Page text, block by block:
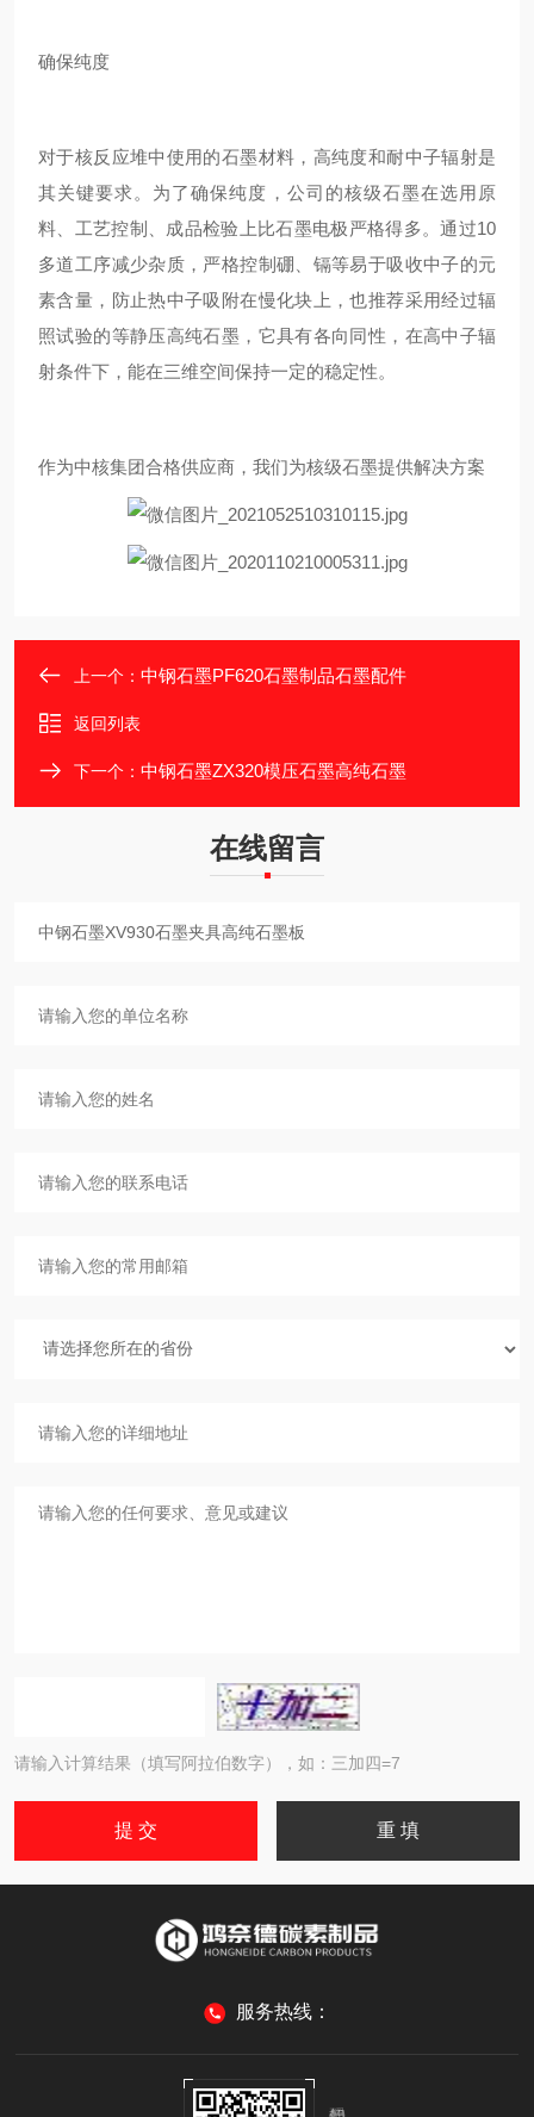
确保纯度
对于核反应堆中使用的石墨材料，高纯度和耐中子辐射是
其关键要求。为了确保纯度，公司的核级石墨在选用原
料、工艺控制、成品检验上比石墨电极严格得多。通过10
多道工序减少杂质，严格控制硼、镉等易于吸收中子的元
素含量，防止热中子吸附在慢化块上，也推荐采用经过辐
照试验的等静压高纯石墨，它具有各向同性，在高中子辐
射条件下，能在三维空间保持一定的稳定性。
作为中核集团合格供应商，我们为核级石墨提供解决方案
上一个： 中钢石墨PF620石墨制品石墨配件
返回列表
下一个： 中钢石墨ZX320模压石墨高纯石墨
在线留言
请输入计算结果（填写阿拉伯数字），如：三加四=7
服务热线：